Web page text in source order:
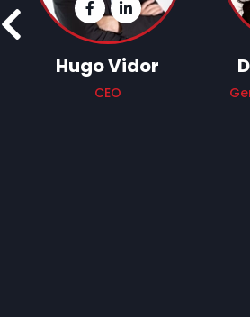
Facebook Ícone
Instagram Ícone
Hugo Vidor
CEO
Prev